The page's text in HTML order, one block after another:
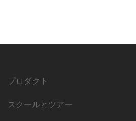
プロダクト
スクールとツアー